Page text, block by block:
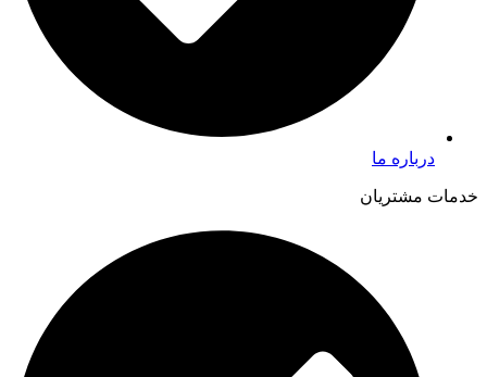
درباره ما
خدمات مشتریان